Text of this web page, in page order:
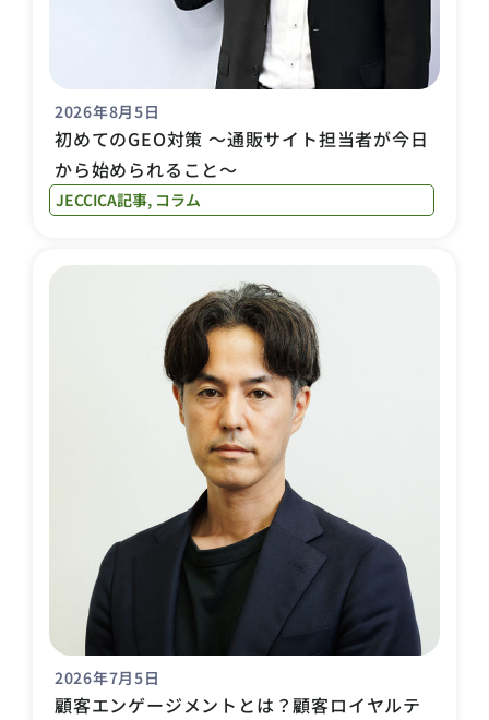
2026年8月5日
初めてのGEO対策 〜通販サイト担当者が今日
から始められること〜
JECCICA記事, コラム
2026年7月5日
顧客エンゲージメントとは？顧客ロイヤルテ